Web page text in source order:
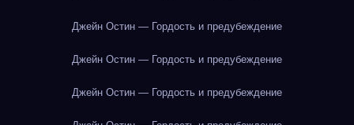
Джейн Остин — Гордость и предубеждение
Джейн Остин — Гордость и предубеждение
Джейн Остин — Гордость и предубеждение